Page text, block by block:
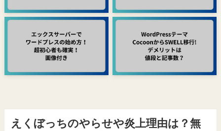
えくぼっちのやらせや炎上理由は？無